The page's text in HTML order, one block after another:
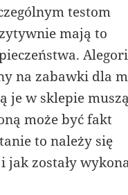
testom
mają to
na zabawki dla
je w sklepie
może być fakt
to należy się
jak zostały